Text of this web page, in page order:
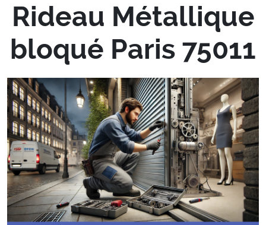
Rideau Métallique
bloqué Paris 75011